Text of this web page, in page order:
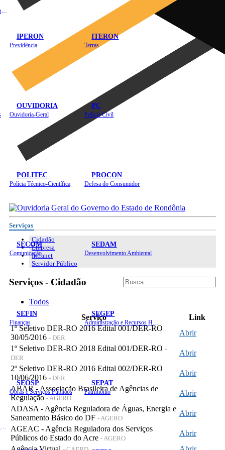
IPERON
Previdência
ITERON
Terras
OUVIDORIA
Ouvidoria-Geral
PC
Polícia Civil
POLITEC
Polícia Técnico-Científica
PROCON
Defesa do Consumidor
SECOM
Comunicação
SEDAM
Desenvolvimento Ambiental
SEFIN
Finanças
SEGEP
SEOSP
Obras e Serviços Públicos
SEPAT
Patrimônio
Serviços
Cidadão
Empresa
Intranet
Servidor Público
Serviços - Cidadão
Todos
Serviço
Link
1º Seletivo DER-RO 2016 Edital 001/DER-RO
30/05/2016 - DER
Abrir
1º Seletivo DER-RO 2018 Edital 001/DER-RO -
DER
Abrir
2º Seletivo DER-RO 2016 Edital 002/DER-RO
10/06/2016 - DER
Abrir
ABAR - Associação Brasileira de Agências de
Regulação- AGERO
Abrir
ADASA - Agência Reguladora de Águas, Energia e
Saneamento Básico do DF - AGERO
Abrir
AGEAC - Agência Reguladora dos Serviços
Públicos do Estado do Acre - AGERO
Abrir